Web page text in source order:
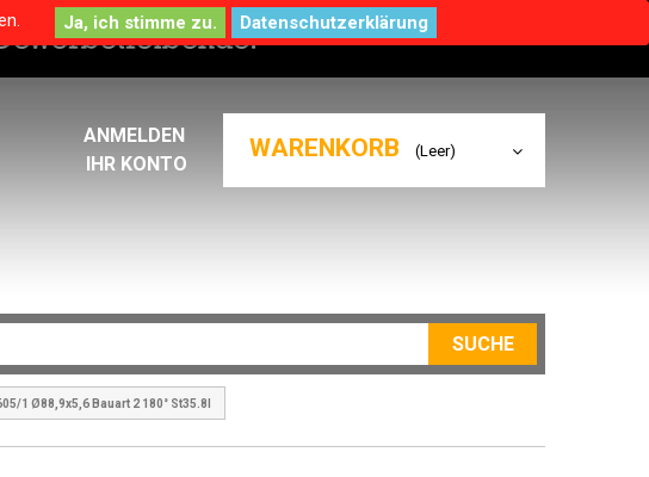
WARENKORB (Leer)
ANMELDEN
IHR KONTO
SUCHE
Datenschutzerklärung
1 Ø88,9x5,6 Bauart 2 180° St35.8I